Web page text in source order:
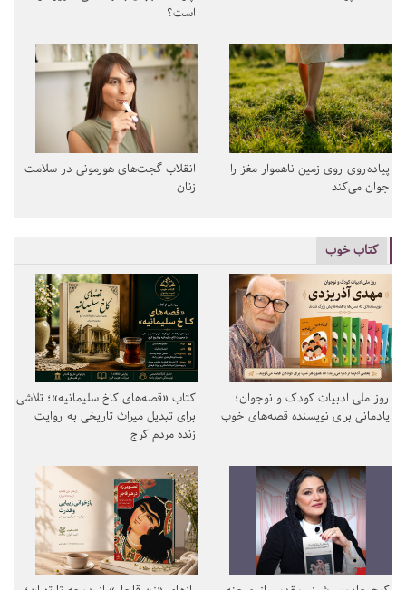
است؟
پیاده‌روی روی زمین ناهموار مغز را
جوان می‌کند
انقلاب گجت‌های هورمونی در سلامت
زنان
کتاب خوب
روز ملی ادبیات کودک و نوجوان؛
یادمانی برای نویسنده قصه‌های خوب
کتاب «قصه‌های کاخ سلیمانیه»؛ تلاشی
برای تبدیل میراث تاریخی به روایت
زنده مردم کرج